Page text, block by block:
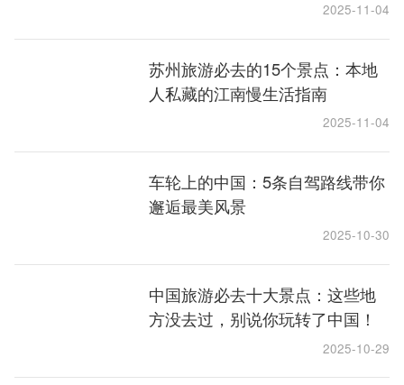
2025-11-04
苏州旅游必去的15个景点：本地
人私藏的江南慢生活指南
2025-11-04
车轮上的中国：5条自驾路线带你
邂逅最美风景
2025-10-30
中国旅游必去十大景点：这些地
方没去过，别说你玩转了中国！
2025-10-29